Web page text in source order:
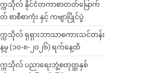
ကသိုလ် နိုင်ငံတကာစာတတ်မြောက်
စာစီစာကုံး နှင့် ကဗျာပြိုင်ပွဲ
ကသိုလ် ရုရှားဘာသာစကားသင်တန်း
မှ (၁၀-၈-၂၀၂၆) ရက်နေ့ထိ
ကသိုလ် ပညာရေးဘွဲ့စတုတ္ထနှစ်